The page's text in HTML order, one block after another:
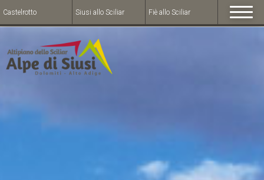
Castelrotto Siusi allo Sciliar Fiè allo Sciliar